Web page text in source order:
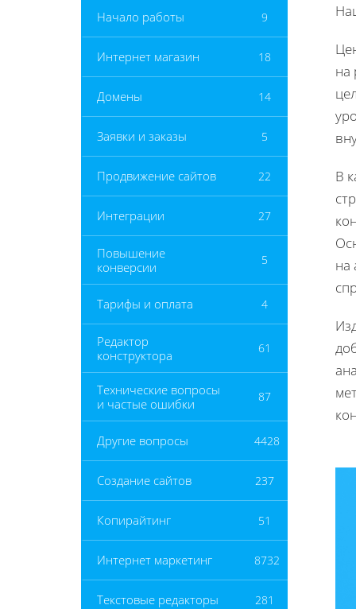
Начало работы 9
Интернет магазин 18
Домены 14
Заявки и заказы 5
Продвижение сайтов 22
Интеграции 27
Повышение
конверсии
5
Тарифы и оплата 4
Редактор
конструктора
61
Технические вопросы
и частые ошибки
87
Другие вопросы 4428
Создание сайтов 237
Копирайтинг 51
Интернет маркетинг 8732
Текстовые редакторы 281
на
В
на